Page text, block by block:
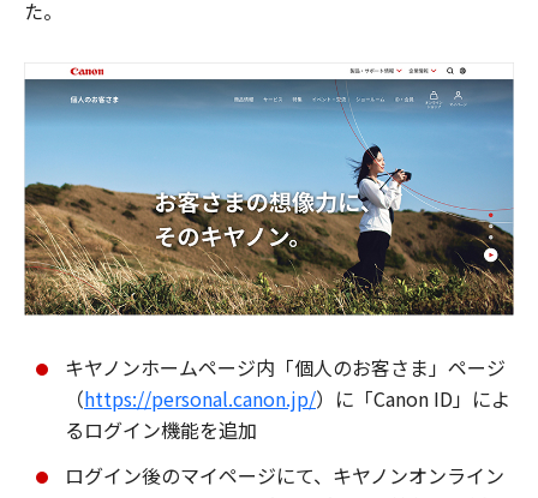
た。
キヤノンホームページ内「個人のお客さま」ページ
（https://personal.canon.jp/）に「Canon ID」によ
るログイン機能を追加
ログイン後のマイページにて、キヤノンオンライン